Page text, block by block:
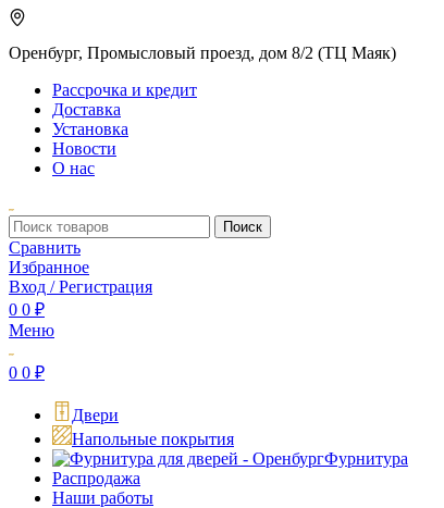
Оренбург, Промысловый проезд, дом 8/2 (ТЦ Маяк)
Рассрочка и кредит
Доставка
Установка
Новости
О нас
Поиск
Сравнить
Избранное
Вход / Регистрация
0 0 ₽
Меню
0 0 ₽
Двери
Напольные покрытия
Фурнитура
Распродажа
Наши работы